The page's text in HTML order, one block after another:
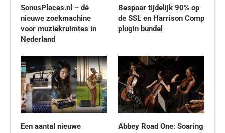
SonusPlaces.nl – dé
nieuwe zoekmachine
voor muziekruimtes in
Nederland
Bespaar tijdelijk 90% op
de SSL en Harrison Comp
plugin bundel
Een aantal nieuwe
Abbey Road One: Soaring